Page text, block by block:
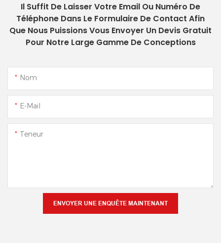
Il Suffit De Laisser Votre Email Ou Numéro De
Téléphone Dans Le Formulaire De Contact Afin
Que Nous Puissions Vous Envoyer Un Devis Gratuit
Pour Notre Large Gamme De Conceptions
Nom
E-Mail
Teneur
ENVOYER UNE ENQUÊTE MAINTENANT